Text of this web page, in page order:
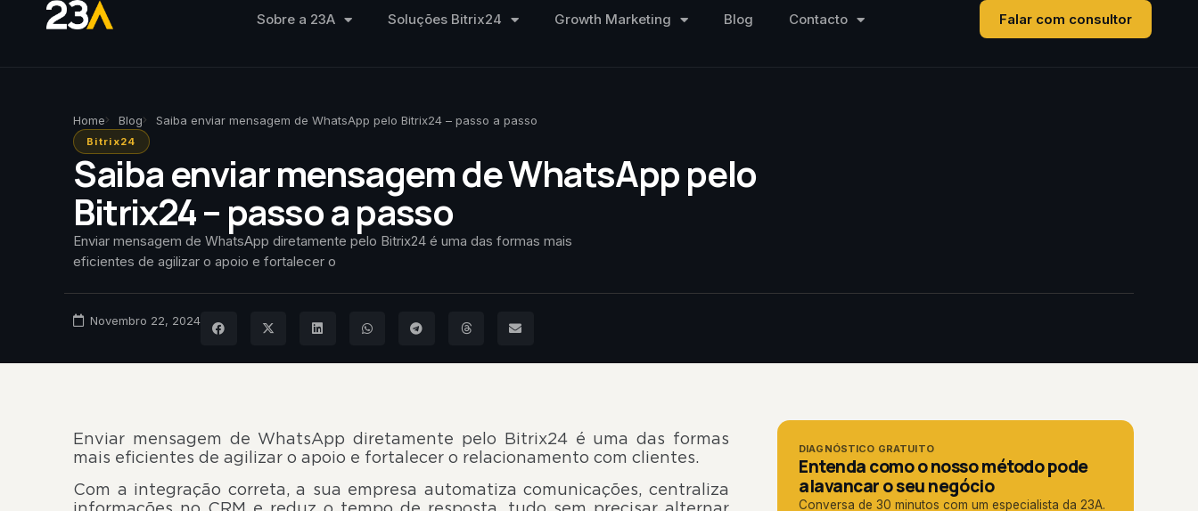
Sobre a 23A Soluções Bitrix24 Growth Marketing Blog Contacto Falar com consultor
Home Blog Saiba enviar mensagem de WhatsApp pelo Bitrix24 – passo a passo
Bitrix24
Saiba enviar mensagem de WhatsApp pelo
Bitrix24 – passo a passo
Enviar mensagem de WhatsApp diretamente pelo Bitrix24 é uma das formas mais
eficientes de agilizar o apoio e fortalecer o
Novembro 22, 2024
Enviar mensagem de WhatsApp diretamente pelo Bitrix24 é uma das formas
mais eficientes de agilizar o apoio e fortalecer o relacionamento com clientes.
Com a integração correta, a sua empresa automatiza comunicações, centraliza
DIAGNÓSTICO GRATUITO
Entenda como o nosso método pode
alavancar o seu negócio
Conversa de 30 minutos com um especialista da 23A.